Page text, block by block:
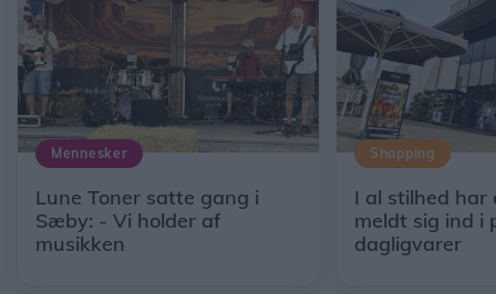
Mennesker
Lune Toner satte gang i
Sæby: - Vi holder af
musikken
Shopping
I al stilhed har
meldt sig ind i
dagligvarer